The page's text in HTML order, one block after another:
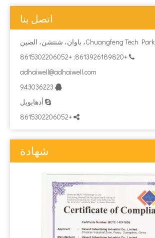
اتصل بنا
Chuangfeng Tech Park، باوان، شنتشن، الصين

+8613926189820; +8615302206052
adhaiwell@adhaiwell.com

 أدهايويل

+8615302206052
شهادة